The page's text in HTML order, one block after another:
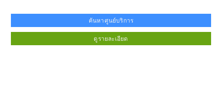
ค้นหาศูนย์บริการ
ดูรายละเอียด